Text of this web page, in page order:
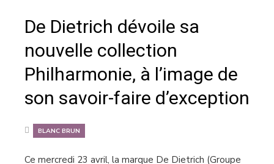
De Dietrich dévoile sa
nouvelle collection
Philharmonie, à l’image de
son savoir-faire d’exception
BLANC BRUN
Ce mercredi 23 avril, la marque De Dietrich (Groupe